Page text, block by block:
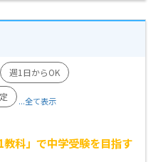
週1日からOK
...全て表示
教科」で中学受験を目指す